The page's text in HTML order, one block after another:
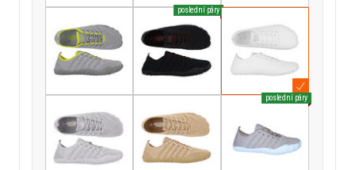
poslední páry
poslední páry